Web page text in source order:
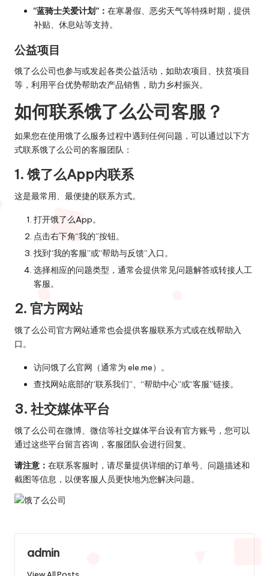
“蓝骑士关爱计划”： 在寒暑假、恶劣天气等特殊时期，提供
补贴、休息站等支持。
公益项目
饿了么公司也参与或发起各类公益活动，如助农项目、扶贫项目
等，利用平台优势帮助农产品销售，助力乡村振兴。
如何联系饿了么公司客服？
如果您在使用饿了么服务过程中遇到任何问题，可以通过以下方
式联系饿了么公司的客服团队：
1. 饿了么App内联系
这是最常用、最便捷的联系方式。
打开饿了么App。
点击右下角“我的”按钮。
找到“我的客服”或“帮助与反馈”入口。
选择相应的问题类型，通常会提供常见问题解答或转接人工
客服。
2. 官方网站
饿了么公司官方网站通常也会提供客服联系方式或在线帮助入
口。
访问饿了么官网（通常为 ele.me）。
查找网站底部的“联系我们”、“帮助中心”或“客服”链接。
3. 社交媒体平台
饿了么公司在微博、微信等社交媒体平台设有官方账号，您可以
通过这些平台留言咨询，客服团队会进行回复。
请注意： 在联系客服时，请尽量提供详细的订单号、问题描述和
截图等信息，以便客服人员更快地为您解决问题。
admin